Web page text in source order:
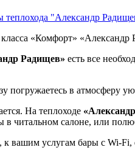
теплохода "Александр
«Комфорт» «Александр
Радищев» есть все
в атмосферу уюта.
На теплоходе
читальном салоне, или
услугам бары с Wi-Fi,